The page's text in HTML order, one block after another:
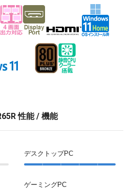
性能 / 機能
デスクトップPC
ゲーミングPC